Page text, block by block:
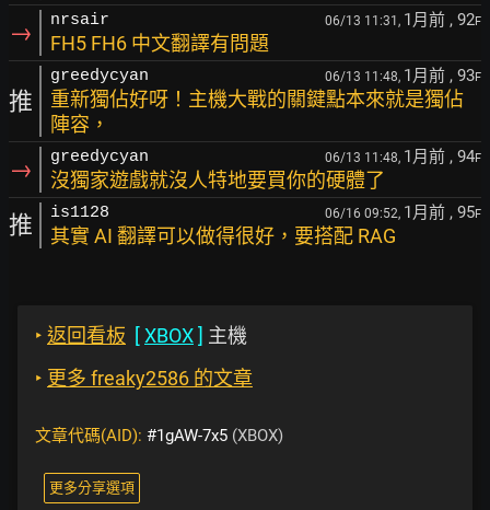
→ nrsair 06/13 11:31, 1月前 , 92F
FH5 FH6 中文翻譯有問題
推
greedycyan 06/13 11:48, 1月前 , 93F
重新獨佔好呀！主機大戰的關鍵點本來就是獨佔
陣容，
→ greedycyan 06/13 11:48, 1月前 , 94F
沒獨家遊戲就沒人特地要買你的硬體了
推 is1128 06/16 09:52, 1月前 , 95F
其實 AI 翻譯可以做得很好，要搭配 RAG
‣ 返回看板 [XBOX] 主機
‣ 更多 freaky2586 的文章
文章代碼(AID): #1gAW-7x5 (XBOX)
更多分享選項